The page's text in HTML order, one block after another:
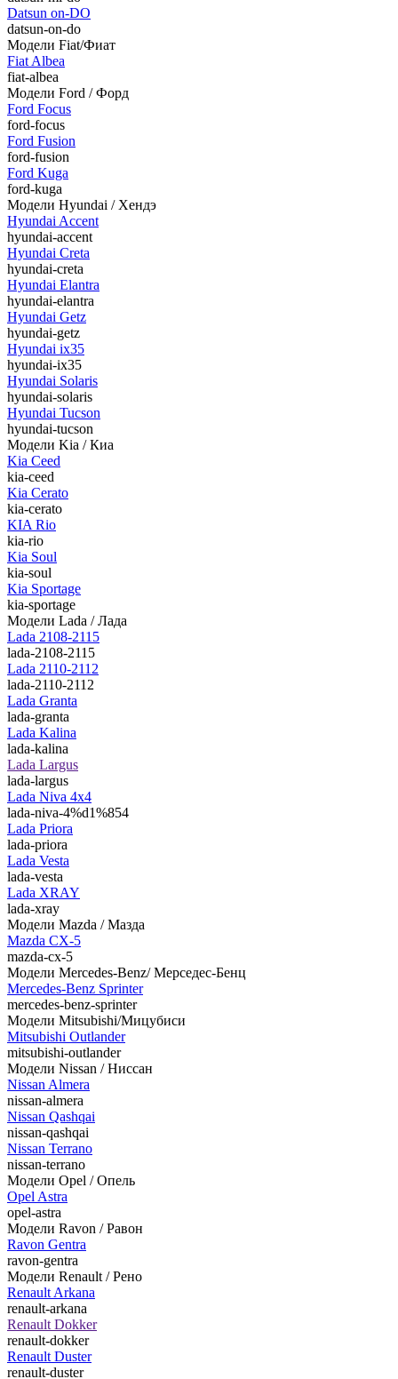
Datsun on-DO
datsun-on-do
Модели Fiat/Фиат
Fiat Albea
fiat-albea
Модели Ford / Форд
Ford Focus
ford-focus
Ford Fusion
ford-fusion
Ford Kuga
ford-kuga
Модели Hyundai / Хендэ
Hyundai Accent
hyundai-accent
Hyundai Creta
hyundai-creta
Hyundai Elantra
hyundai-elantra
Hyundai Getz
hyundai-getz
Hyundai ix35
hyundai-ix35
Hyundai Solaris
hyundai-solaris
Hyundai Tucson
hyundai-tucson
Модели Kia / Киа
Kia Ceed
kia-ceed
Kia Cerato
kia-cerato
KIA Rio
kia-rio
Kia Soul
kia-soul
Kia Sportage
kia-sportage
Модели Lada / Лада
Lada 2108-2115
lada-2108-2115
Lada 2110-2112
lada-2110-2112
Lada Granta
lada-granta
Lada Kalina
lada-kalina
Lada Largus
lada-largus
Lada Niva 4х4
lada-niva-4%d1%854
Lada Priora
lada-priora
Lada Vesta
lada-vesta
Lada XRAY
lada-xray
Модели Mazda / Мазда
Mazda CX-5
mazda-cx-5
Модели Mercedes-Benz/ Мерседес-Бенц
Mercedes-Benz Sprinter
mercedes-benz-sprinter
Модели Mitsubishi/Мицубиси
Mitsubishi Outlander
mitsubishi-outlander
Модели Nissan / Ниссан
Nissan Almera
nissan-almera
Nissan Qashqai
nissan-qashqai
Nissan Terrano
nissan-terrano
Модели Opel / Опель
Opel Astra
opel-astra
Модели Ravon / Равон
Ravon Gentra
ravon-gentra
Модели Renault / Рено
Renault Arkana
renault-arkana
Renault Dokker
renault-dokker
Renault Duster
renault-duster